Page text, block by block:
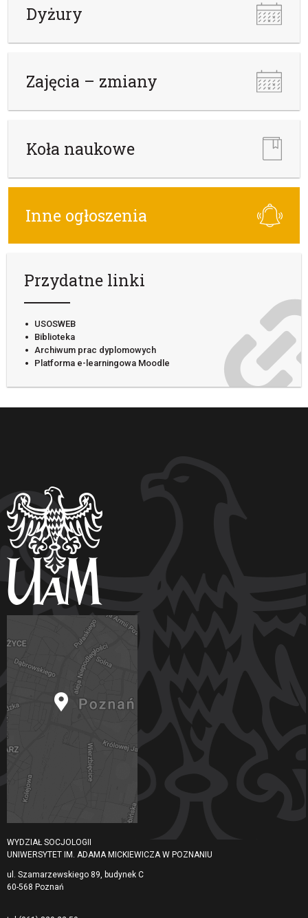
Dyżury
Zajęcia – zmiany
Koła naukowe
Inne ogłoszenia
Przydatne linki
USOSWEB
Biblioteka
Archiwum prac dyplomowych
Platforma e-learningowa Moodle
WYDZIAŁ SOCJOLOGII
UNIWERSYTET IM. ADAMA MICKIEWICZA W POZNANIU
ul. Szamarzewskiego 89, budynek C
60-568 Poznań